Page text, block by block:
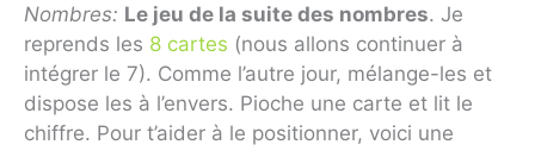
Nombres: Le jeu de la suite des nombres. Je
reprends les 8 cartes (nous allons continuer à
intégrer le 7). Comme l’autre jour, mélange-les et
dispose les à l’envers. Pioche une carte et lit le
chiffre. Pour t’aider à le positionner, voici une